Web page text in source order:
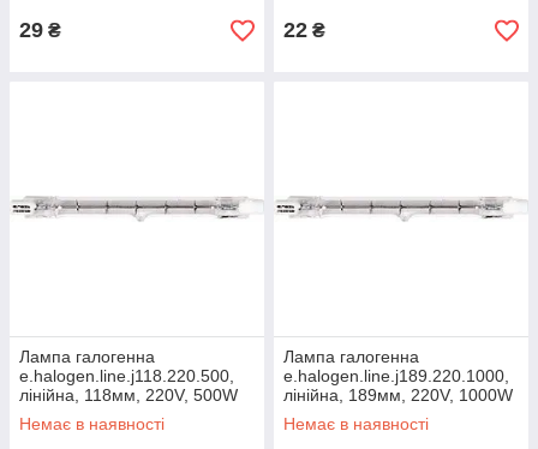
29 ₴ 22 ₴
Лампа галогенна
e.halogen.line.j118.220.500,
лінійна, 118мм, 220V, 500W
Немає в наявності
Лампа галогенна
e.halogen.line.j189.220.1000,
лінійна, 189мм, 220V, 1000W
Немає в наявності